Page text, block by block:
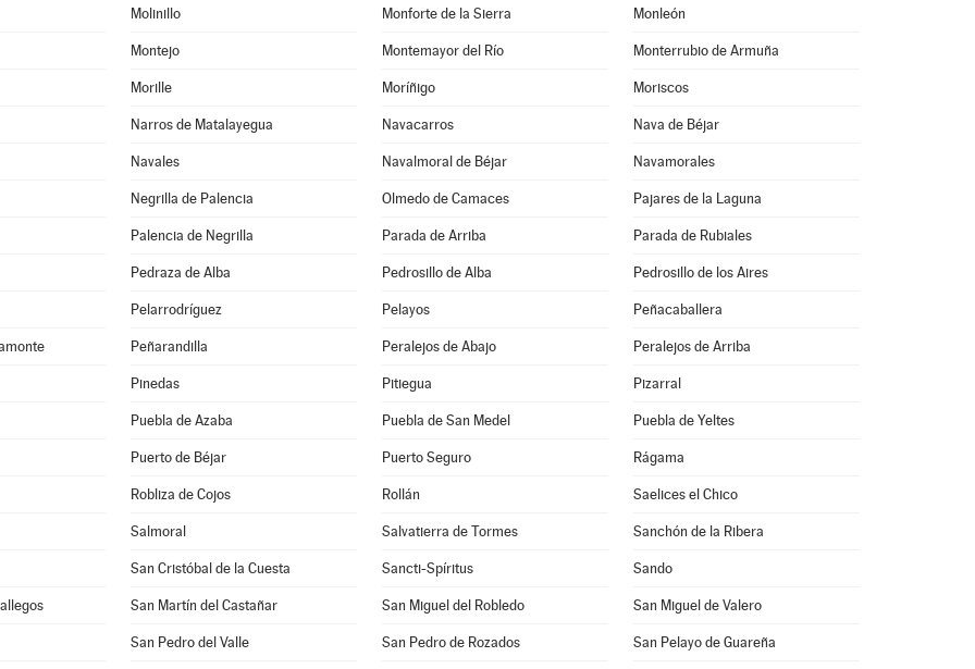
Molinillo Monforte de la Sierra Monleón
Montejo Montemayor del Río Monterrubio de Armuña
Morille Moríñigo Moriscos
Narros de Matalayegua Navacarros Nava de Béjar
Navales Navalmoral de Béjar Navamorales
Negrilla de Palencia Olmedo de Camaces Pajares de la Laguna
Palencia de Negrilla Parada de Arriba Parada de Rubiales
Pedraza de Alba Pedrosillo de Alba Pedrosillo de los Aires
Pelarrodríguez Pelayos Peñacaballera
Peñarandilla Peralejos de Abajo Peralejos de Arriba
Pinedas Pitiegua Pizarral
Puebla de Azaba Puebla de San Medel Puebla de Yeltes
Puerto de Béjar Puerto Seguro Rágama
Robliza de Cojos Rollán Saelices el Chico
Salmoral Salvatierra de Tormes Sanchón de la Ribera
San Cristóbal de la Cuesta Sancti-Spíritus Sando
San Martín del Castañar San Miguel del Robledo San Miguel de Valero
San Pedro del Valle San Pedro de Rozados San Pelayo de Guareña